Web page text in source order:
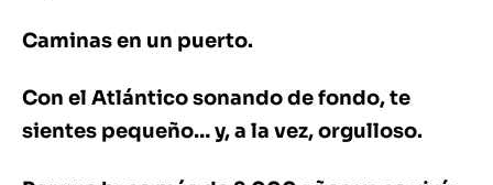
Caminas en un puerto.
Con el Atlántico sonando de fondo, te
sientes pequeño… y, a la vez, orgulloso.